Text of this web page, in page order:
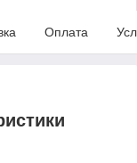
Оплата